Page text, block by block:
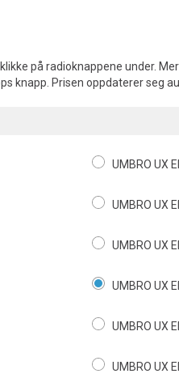
på radioknappene under.
knapp. Prisen oppdaterer seg
UMBRO UX
UMBRO UX
UMBRO UX
UMBRO UX
UMBRO UX
UMBRO UX